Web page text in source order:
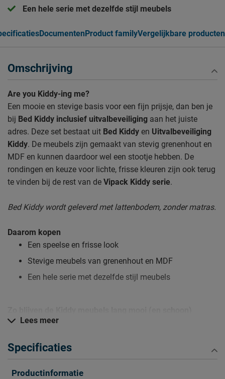
Een hele serie met dezelfde stijl meubels
DocumentenProduct familyVergelijkbare producten
Omschrijving
Are you Kiddy-ing me?
Een mooie en stevige basis voor een fijn prijsje, dan ben je
bij Bed Kiddy inclusief uitvalbeveiliging aan het juiste
adres. Deze set bestaat uit Bed Kiddy en Uitvalbeveiliging
Kiddy. De meubels zijn gemaakt van stevig grenenhout en
MDF en kunnen daardoor wel een stootje hebben. De
rondingen en keuze voor lichte, frisse kleuren zijn ook terug
te vinden bij de rest van de Vipack Kiddy serie.
Bed Kiddy wordt geleverd met lattenbodem, zonder matras.
Daarom kopen
Een speelse en frisse look
Stevige meubels van grenenhout en MDF
Een hele serie met dezelfde stijl meubels
Kijk bij het kopje ‘Goed om te weten’ om alle tips & tricks te
Lees meer
Specificaties
Productinformatie